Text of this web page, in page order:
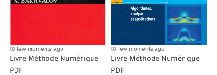
few moments ago
Livre Méthode Numérique
PDF
few moments ago
Livre Méthode Numérique
PDF